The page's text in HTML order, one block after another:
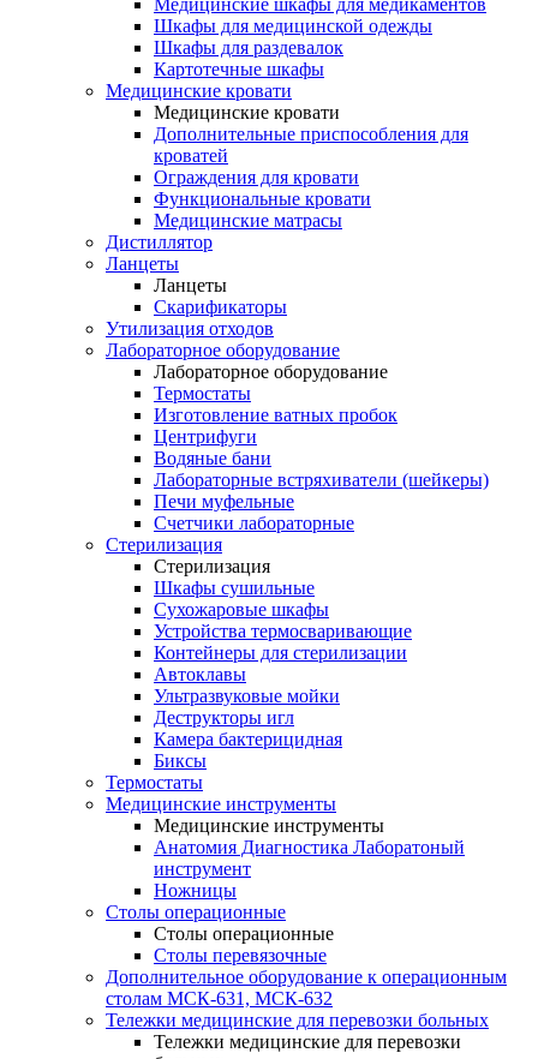
Медицинские шкафы для медикаментов
Шкафы для медицинской одежды
Шкафы для раздевалок
Картотечные шкафы
Медицинские кровати
Медицинские кровати
Дополнительные приспособления для
кроватей
Ограждения для кровати
Функциональные кровати
Медицинские матрасы
Дистиллятор
Ланцеты
Ланцеты
Скарификаторы
Утилизация отходов
Лабораторное оборудование
Лабораторное оборудование
Термостаты
Изготовление ватных пробок
Центрифуги
Водяные бани
Лабораторные встряхиватели (шейкеры)
Печи муфельные
Счетчики лабораторные
Стерилизация
Стерилизация
Шкафы сушильные
Сухожаровые шкафы
Устройства термосваривающие
Контейнеры для стерилизации
Автоклавы
Ультразвуковые мойки
Деструкторы игл
Камера бактерицидная
Биксы
Термостаты
Медицинские инструменты
Медицинские инструменты
Анатомия Диагностика Лаборатоный
инструмент
Ножницы
Столы операционные
Столы операционные
Столы перевязочные
Дополнительное оборудование к операционным
столам МСК-631, МСК-632
Тележки медицинские для перевозки больных
Тележки медицинские для перевозки